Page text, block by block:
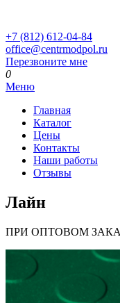
+7 (812) 612-04-84
office@centrmodpol.ru
Перезвоните мне
0
Меню
Главная
Каталог
Цены
Контакты
Наши работы
Отзывы
Лайн
ПРИ ОПТОВОМ